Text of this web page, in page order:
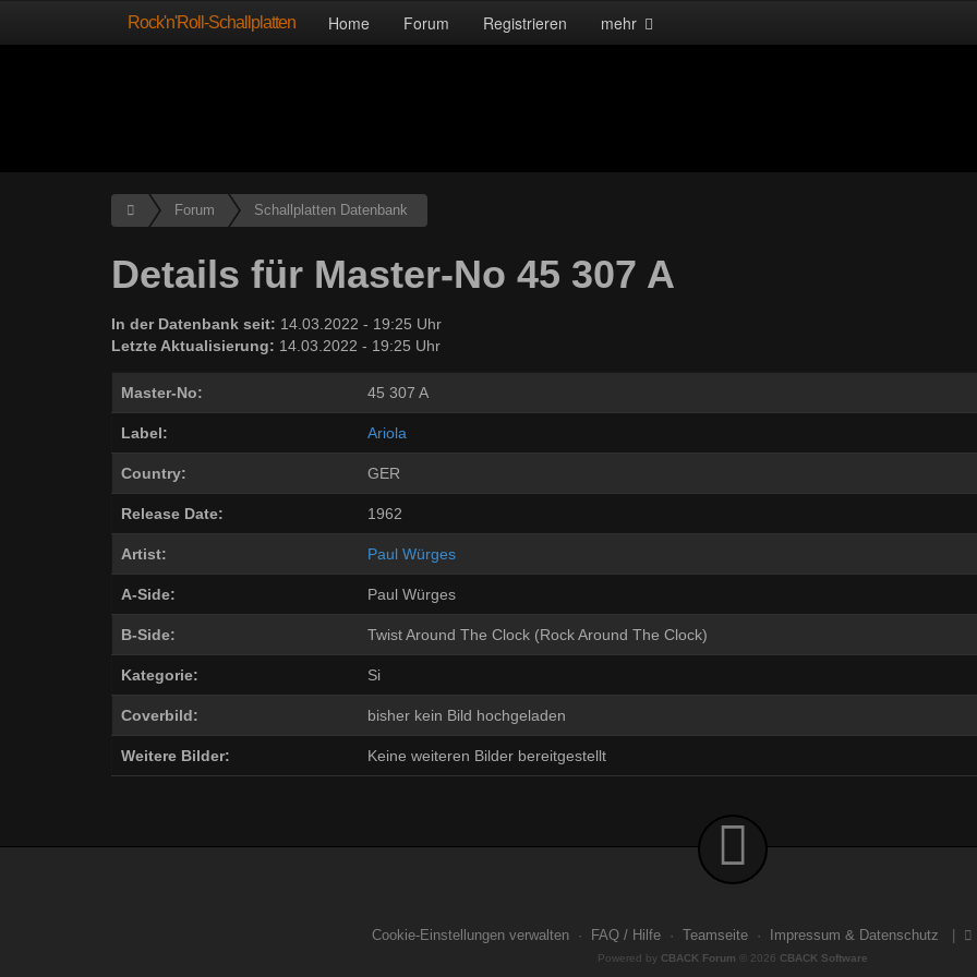
Rock'n'Roll-Schallplatten Home Forum Registrieren mehr
Forum Schallplatten Datenbank
Details für Master-No 45 307 A
In der Datenbank seit: 14.03.2022 - 19:25 Uhr
Letzte Aktualisierung: 14.03.2022 - 19:25 Uhr
Master-No: 45 307 A
Label: Ariola
Country: GER
Release Date: 1962
Artist: Paul Würges
A-Side: Paul Würges
B-Side: Twist Around The Clock (Rock Around The Clock)
Kategorie: Si
Coverbild: bisher kein Bild hochgeladen
Weitere Bilder: Keine weiteren Bilder bereitgestellt
Cookie-Einstellungen verwalten· FAQ / Hilfe· Teamseite· Impressum & Datenschutz
Powered by CBACK Forum © 2026 CBACK Software